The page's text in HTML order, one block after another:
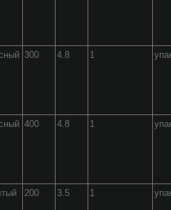
300 4.8 1
400 4.8 1
200 3.5 1